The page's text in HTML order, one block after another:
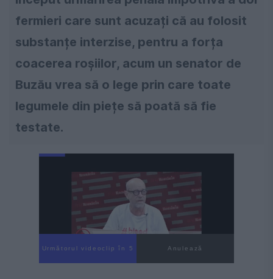
fermieri care sunt acuzați că au folosit
substanțe interzise, pentru a forța
coacerea roșiilor, acum un senator de
Buzău vrea să o lege prin care toate
legumele din piețe să poată să fie
testate.
Următorul videoclip în 4 Anulează